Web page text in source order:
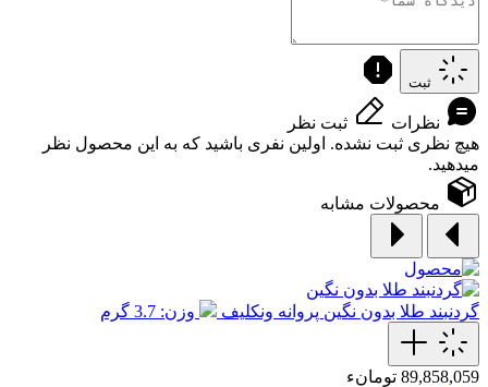
ثبت
نظرات
ثبت نظر
هیچ نظری ثبت نشده. اولین نفری باشید که به این محصول نظر
میدهید.
محصولات مشابه
گردنبند طلا بدون نگین پروانه ونکلیف وزن: 3.7 گرم
89,858,059 تومانء